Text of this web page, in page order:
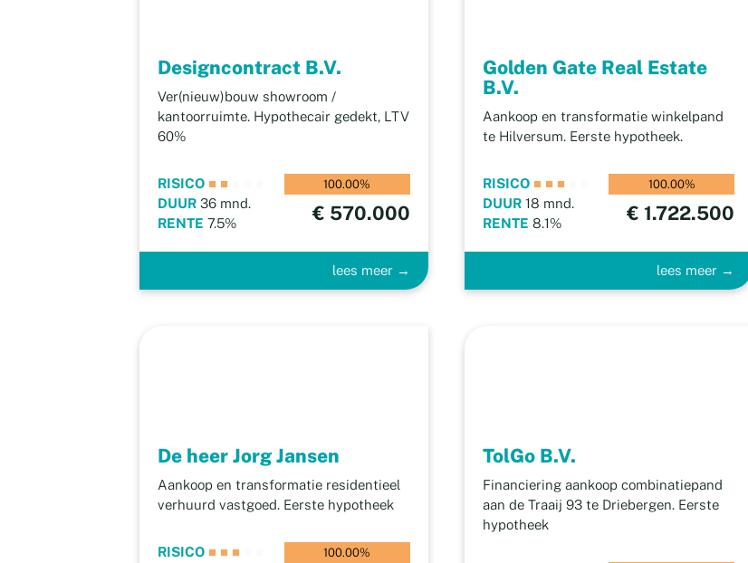
Designcontract B.V.
Ver(nieuw)bouw showroom /
kantoorruimte. Hypothecair gedekt, LTV
60%
RISICO ■ ■
DUUR 36 mnd.
RENTE 7.5%
100.00%
€ 570.000
lees meer →
Golden Gate Real Estate
B.V.
Aankoop en transformatie winkelpand
te Hilversum. Eerste hypotheek.
RISICO ■ ■ ■
DUUR18 mnd.
RENTE 8.1%
100.00%
€ 1.722.500
lees meer →
De heer Jorg Jansen
Aankoop en transformatie residentieel
verhuurd vastgoed. Eerste hypotheek
RISICO ■ ■ ■ 100.00%
TolGo B.V.
Financiering aankoop combinatiepand
aan de Traaij 93 te Driebergen. Eerste
hypotheek